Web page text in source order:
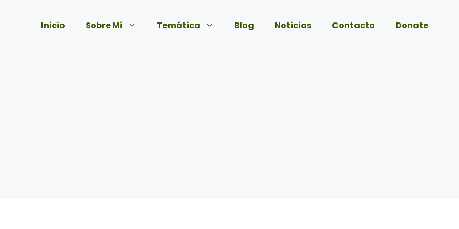
Inicio Sobre Mí Temática Blog Noticias Contacto Donate